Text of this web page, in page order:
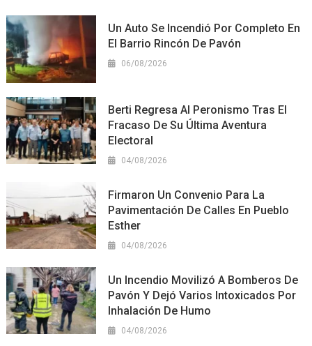
Un Auto Se Incendió Por Completo En
El Barrio Rincón De Pavón
06/08/2026
Berti Regresa Al Peronismo Tras El
Fracaso De Su Última Aventura
Electoral
04/08/2026
Firmaron Un Convenio Para La
Pavimentación De Calles En Pueblo
Esther
04/08/2026
Un Incendio Movilizó A Bomberos De
Pavón Y Dejó Varios Intoxicados Por
Inhalación De Humo
04/08/2026